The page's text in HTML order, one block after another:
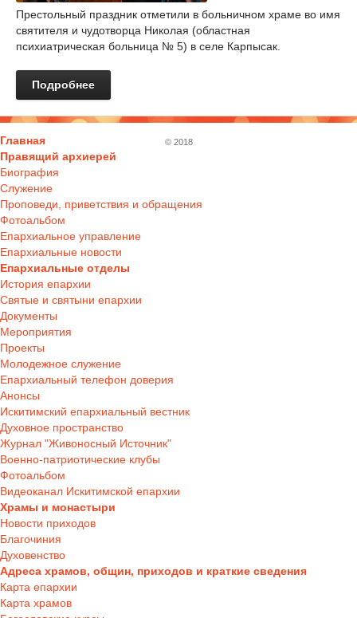
Престольный праздник отметили в больничном храме во имя
святителя и чудотворца Николая (областная
психиатрическая больница № 5) в селе Карпысак.
Подробнее
Главная
Правящий архиерей
Биография
Служение
Проповеди, приветствия и обращения
Фотоальбом
Епархиальное управление
Епархиальные новости
Епархиальные отделы
История епархии
Святые и святыни епархии
Документы
Мероприятия
Проекты
Молодежное служение
Епархиальный телефон доверия
Анонсы
Искитимский епархиальный вестник
Духовное пространство
Журнал "Живоносный Источник"
Военно-патриотические клубы
Фотоальбом
Видеоканал Искитимской епархии
Храмы и монастыри
Новости приходов
Благочиния
Духовенство
Адреса храмов, общин, приходов и краткие сведения
Карта епархии
Карта храмов
© 2018